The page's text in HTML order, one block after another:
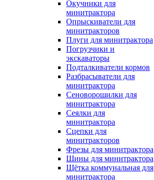
Окучники для
минитрактора
Опрыскиватели для
минитракторов
Плуги для минитрактора
Погрузчики и
экскаваторы
Подталкиватели кормов
Разбрасыватели для
минитрактора
Сеноворошилки для
минитрактора
Сеялки для
минитрактора
Сцепки для
минитракторов
Фрезы для минитрактора
Шины для минитрактора
Щётка коммунальная для
минитрактора